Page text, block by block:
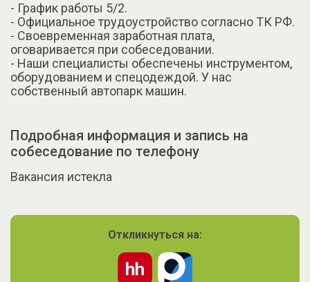
- График работы 5/2.
- Официальное трудоустройство согласно ТК РФ.
- Своевременная заработная плата,
оговаривается при собеседовании.
- Наши специалисты обеспечены инструментом,
оборудованием и спецодеждой. У нас
собственный автопарк машин.
Подробная информация и запись на
собеседование по телефону
Вакансия истекла
Откликнуться на: